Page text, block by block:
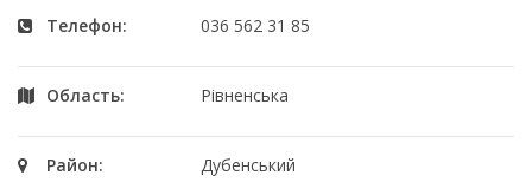
Телефон: 036 562 31 85
Область: Рівненська
Район: Дубенський